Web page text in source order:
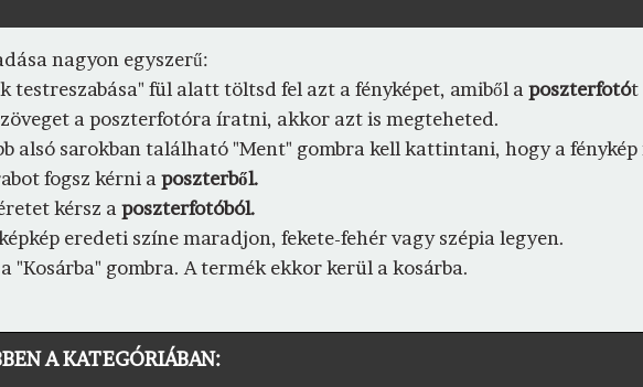
nagyon egyszerű:
testreszabása" fül alatt töltsd fel azt a fényképet, amiből a poszterfotót
a poszterfotóra íratni, akkor azt is megteheted.
alsó sarokban található "Ment" gombra kell kattintani, hogy a
fogsz kérni a poszterből.
kérsz a poszterfotóból.
eredeti színe maradjon, fekete-fehér vagy szépia legyen.
"Kosárba" gombra. A termék ekkor kerül a kosárba.
A KATEGÓRIÁBAN: